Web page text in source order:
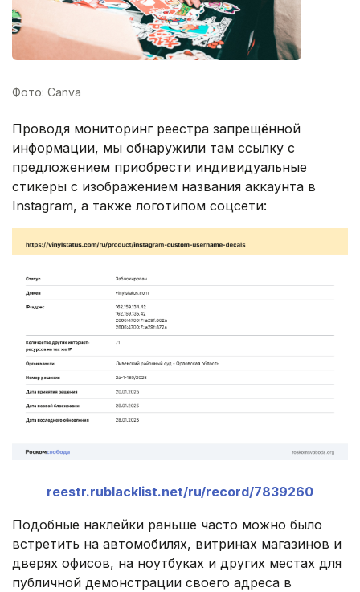
Фото: Canva
Проводя мониторинг реестра запрещённой
информации, мы обнаружили там ссылку с
предложением приобрести индивидуальные
стикеры с изображением названия аккаунта в
Instagram, а также логотипом соцсети:
reestr.rublacklist.net/ru/record/7839260
Подобные наклейки раньше часто можно было
встретить на автомобилях, витринах магазинов и
дверях офисов, на ноутбуках и других местах для
публичной демонстрации своего адреса в